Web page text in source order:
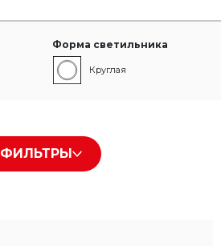
Форма светильника
Круглая
Цвет света
930
ФИЛЬТРЫ